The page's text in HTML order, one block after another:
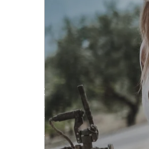
ονειρική Βουδαπέστη
READ MORE